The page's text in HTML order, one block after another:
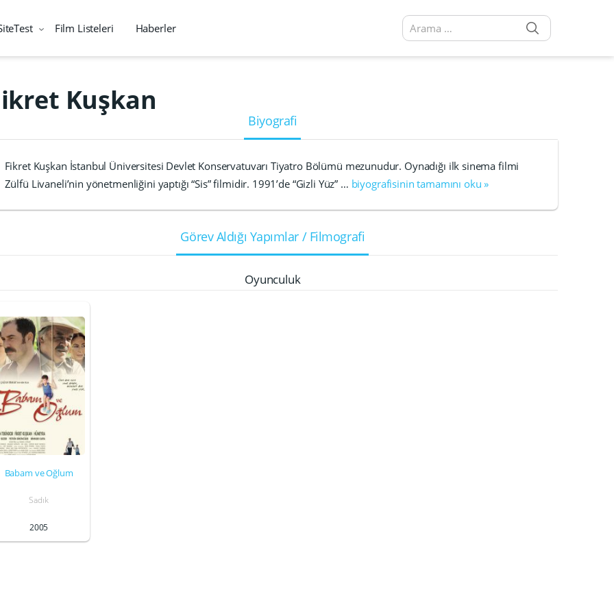
Film Listeleri Haberler
Arama sonuçları:
Kuşkan
Biyografi
Fikret Kuşkan İstanbul Üniversitesi Devlet Konservatuvarı Tiyatro Bölümü mezunudur. Oynadığı ilk sinema filmi
Zülfü Livaneli’nin yönetmenliğini yaptığı “Sis” filmidir. 1991’de “Gizli Yüz” … biyografisinin tamamını oku »
Görev Aldığı Yapımlar / Filmografi
Oyunculuk
Babam ve Oğlum
Sadık
2005